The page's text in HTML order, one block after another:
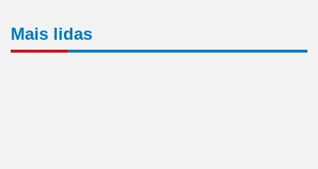
Mais lidas